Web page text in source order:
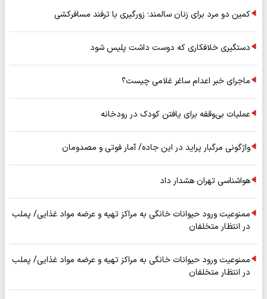
کمین دو مرد برای زنان سالمند؛ زورگیری با ترفند مسافرکشی
دستگیری خلافکاری که دوست داشت پلیس شود
ماجرای خبر اعدام ساغر غلامی چیست؟
عملیات بی‌وقفه برای یافتن کودک در رودخانه
واژگونی مرگبار پراید در این جاده/ آمار فوتی و مصدومان
هواشناسی تهران هشدار داد
ممنوعیت ورود حیوانات خانگی به مراکز تهیه و عرضه مواد غذایی/ پملب
در انتظار متخلفان
ممنوعیت ورود حیوانات خانگی به مراکز تهیه و عرضه مواد غذایی/ پملب
در انتظار متخلفان